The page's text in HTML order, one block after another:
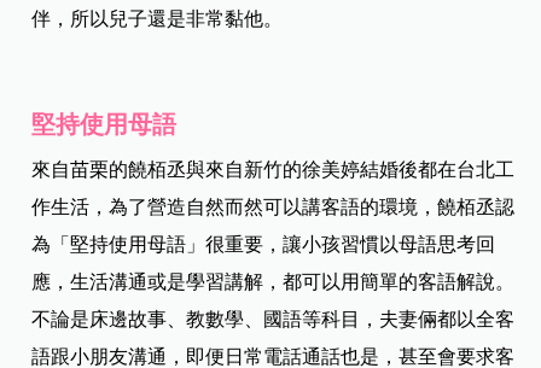
伴，所以兒子還是非常黏他。
堅持使用母語
來自苗栗的饒栢丞與來自新竹的徐美婷結婚後都在台北工
作生活，為了營造自然而然可以講客語的環境，饒栢丞認
為「堅持使用母語」很重要，讓小孩習慣以母語思考回
應，生活溝通或是學習講解，都可以用簡單的客語解說。
不論是床邊故事、教數學、國語等科目，夫妻倆都以全客
語跟小朋友溝通，即便日常電話通話也是，甚至會要求客